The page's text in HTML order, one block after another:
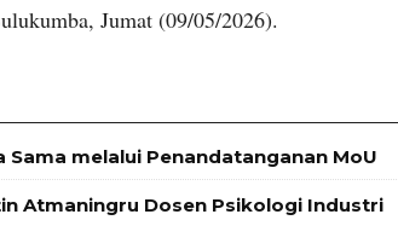
Jumat (09/05/2026).
Sama melalui Penandatanganan MoU
Atmaningru Dosen Psikologi Industri